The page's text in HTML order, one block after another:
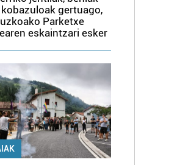
gertuago,
Parketxe
eskaintzari esker